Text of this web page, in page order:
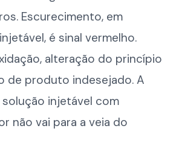
Escurecimento, em
é sinal vermelho.
alteração do princípio
de produto indesejado. A
solução injetável com
não vai para a veia do